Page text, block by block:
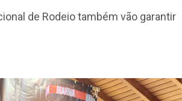
de Rodeio também vão garantir